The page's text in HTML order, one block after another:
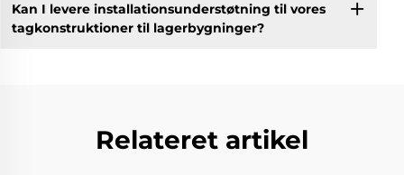
Kan I levere installationsunderstøtning til vores
tagkonstruktioner til lagerbygninger?
Relateret artikel